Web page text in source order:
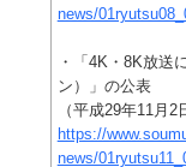
news/
・「4K・8K放送
ン）」の公表
（平成29年11月2
https://
news/